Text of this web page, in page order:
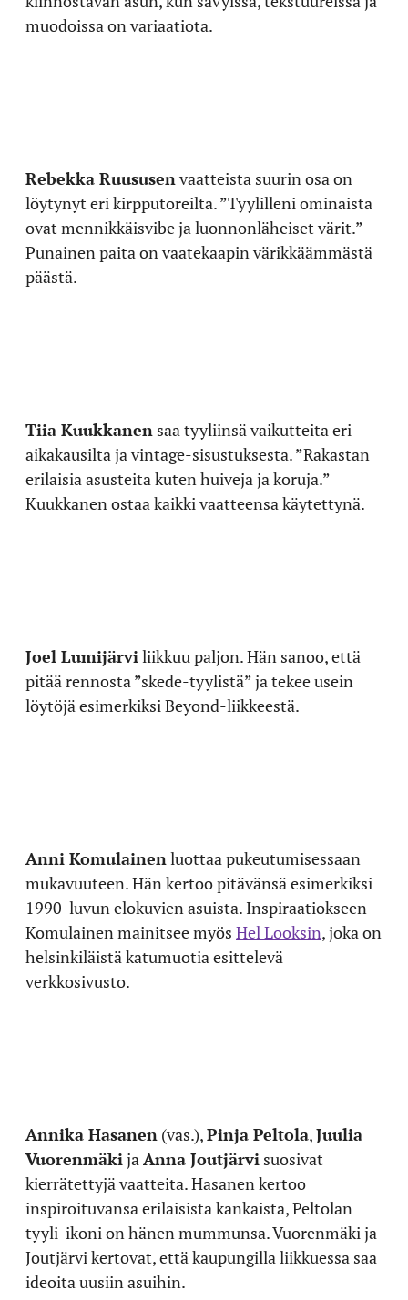
muodoissa on variaatiota.
Rebekka Ruususenvaatteista suurin osa on
löytynyt eri kirpputoreilta. ”Tyylilleni ominaista
ovat mennikkäisvibe ja luonnonläheiset värit.”
Punainen paita on vaatekaapin värikkäämmästä
päästä.
Tiia Kuukkanen saa tyyliinsä vaikutteita eri
aikakausilta ja vintage-sisustuksesta. ”Rakastan
erilaisia asusteita kuten huiveja ja koruja.”
Kuukkanen ostaa kaikki vaatteensa käytettynä.
Joel Lumijärviliikkuu paljon. Hän sanoo, että
pitää rennosta ”skede-tyylistä” ja tekee usein
löytöjä esimerkiksi Beyond-liikkeestä.
Anni Komulainenluottaa pukeutumisessaan
mukavuuteen. Hän kertoo pitävänsä esimerkiksi
1990-luvun elokuvien asuista. Inspiraatiokseen
Komulainen mainitsee myös Hel Looksin, joka on
helsinkiläistä katumuotia esittelevä
verkkosivusto.
Annika Hasanen (vas.),Pinja Peltola,Juulia
VuorenmäkijaAnna Joutjärvi suosivat
kierrätettyjä vaatteita. Hasanen kertoo
inspiroituvansa erilaisista kankaista, Peltolan
tyyli-ikoni on hänen mummunsa. Vuorenmäki ja
Joutjärvi kertovat, että kaupungilla liikkuessa saa
ideoita uusiin asuihin.